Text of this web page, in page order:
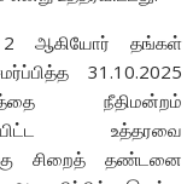
2 ஆகியோர் தங்கள்
31.10.2025
நீதிமன்றம்
உத்தரவை
சிறைத் தண்டனை